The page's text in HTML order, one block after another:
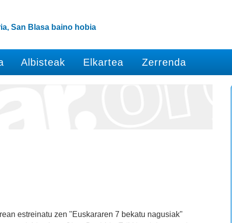
San Blasa baino hobia
Albisteak Elkartea Zerrenda
estreinatu zen "Euskararen 7 bekatu nagusiak"